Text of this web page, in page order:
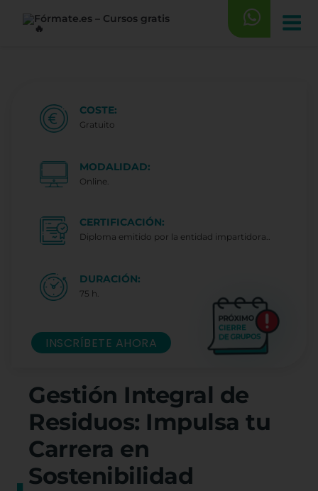
Gestión Integral de
Residuos: Impulsa tu
Carrera en
Sostenibilidad
COSTE:
Gratuito
MODALIDAD:
Online.
CERTIFICACIÓN:
Diploma emitido por la entidad impartidora..
DURACIÓN:
75 h.
INSCRÍBETE AHORA